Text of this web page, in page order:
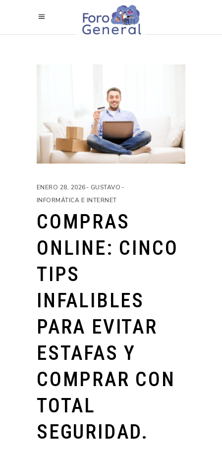
ENERO 28, 2026
GUSTAVO
INFORMÁTICA E INTERNET
COMPRAS
ONLINE: CINCO
TIPS
INFALIBLES
PARA EVITAR
ESTAFAS Y
COMPRAR CON
TOTAL
SEGURIDAD.